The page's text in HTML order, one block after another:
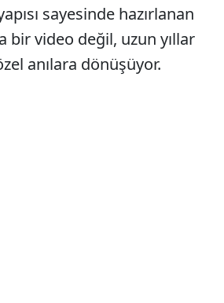
sayesinde hazırlanan
bir video değil, uzun yıllar
anılara dönüşüyor.